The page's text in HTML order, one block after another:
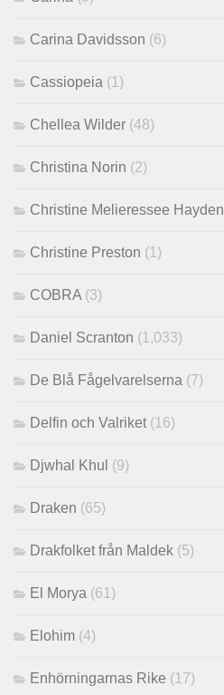
Carina Davidsson (6)
Cassiopeia (1)
Chellea Wilder (48)
Christina Norin (2)
Christine Melieressee Hayden
Christine Preston (1)
COBRA (3)
Daniel Scranton (1,033)
De Blå Fågelvarelserna (7)
Delfin och Valriket (16)
Djwhal Khul (9)
Draken (65)
Drakfolket från Maldek (5)
El Morya (61)
Elohim (4)
Enhörningarnas Rike (17)